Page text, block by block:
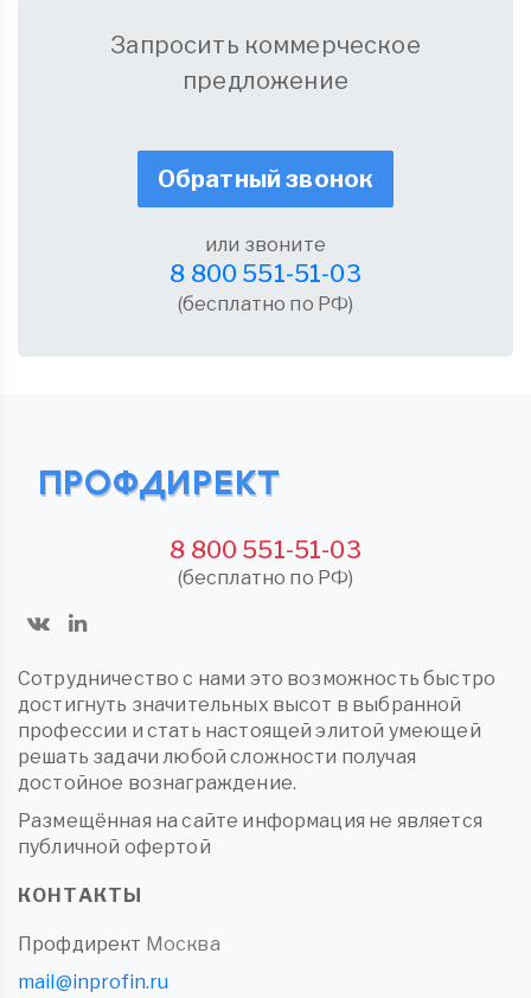
Запросить коммерческое
предложение
Обратный звонок
или звоните
8 800 551-51-03
(бесплатно по РФ)
8 800 551-51-03
(бесплатно по РФ)
Сотрудничество с нами это возможность быстро
достигнуть значительных высот в выбранной
профессии и стать настоящей элитой умеющей
решать задачи любой сложности получая
достойное вознаграждение.
Размещённая на сайте информация не является
публичной офертой
КОНТАКТЫ
Профдирект Москва
mail@inprofin.ru